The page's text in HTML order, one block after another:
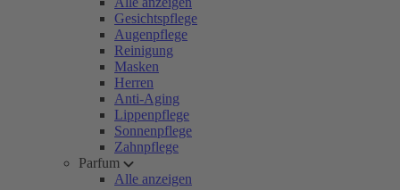
Gesichtspflege
Augenpflege
Reinigung
Masken
Herren
Anti-Aging
Lippenpflege
Sonnenpflege
Zahnpflege
Parfum
Alle anzeigen